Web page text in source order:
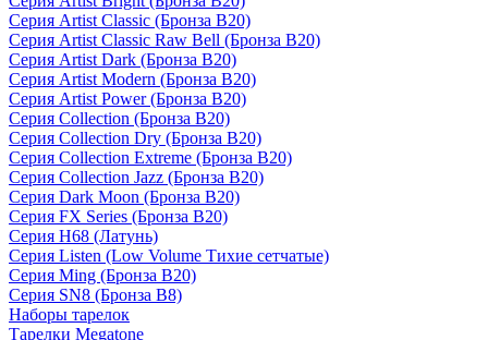
Серия Artist Classic (Бронза B20)
Серия Artist Classic Raw Bell (Бронза B20)
Серия Artist Dark (Бронза B20)
Серия Artist Modern (Бронза B20)
Серия Artist Power (Бронза B20)
Серия Collection (Бронза B20)
Серия Collection Dry (Бронза B20)
Серия Collection Extreme (Бронза B20)
Серия Collection Jazz (Бронза B20)
Серия Dark Moon (Бронза B20)
Серия FX Series (Бронза B20)
Серия H68 (Латунь)
Серия Listen (Low Volume Тихие сетчатые)
Серия Ming (Бронза B20)
Серия SN8 (Бронза B8)
Наборы тарелок
Тарелки Megatone